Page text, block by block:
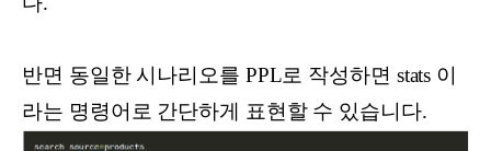
반면 동일한 시나리오를 PPL로 작성하면 stats 이
라는 명령어로 간단하게 표현할 수 있습니다.